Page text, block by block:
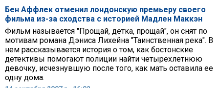
Бен Аффлек отменил лондонскую премьеру своего
фильма из-за сходства с историей Мадлен Маккэн
Фильм называется "Прощай, детка, прощай", он снят по
мотивам романа Дэниса Лихейна "Таинственная река". В
нем рассказывается история о том, как бостонские
детективы помогают полиции найти четырехлетнюю
девочку, исчезнувшую после того, как мать оставила ее
одну дома.